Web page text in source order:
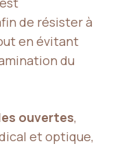
de résister à
en évitant
du
ouvertes,
et optique,